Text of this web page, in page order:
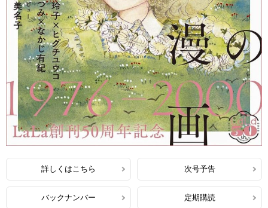
詳しくはこちら 次号予告
バックナンバー 定期購読